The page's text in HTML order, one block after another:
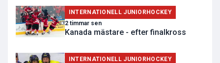
INTERNATIONELL JUNIORHOCKEY
2 timmar sen
Kanada mästare - efter finalkross
INTERNATIONELL JUNIORHOCKEY